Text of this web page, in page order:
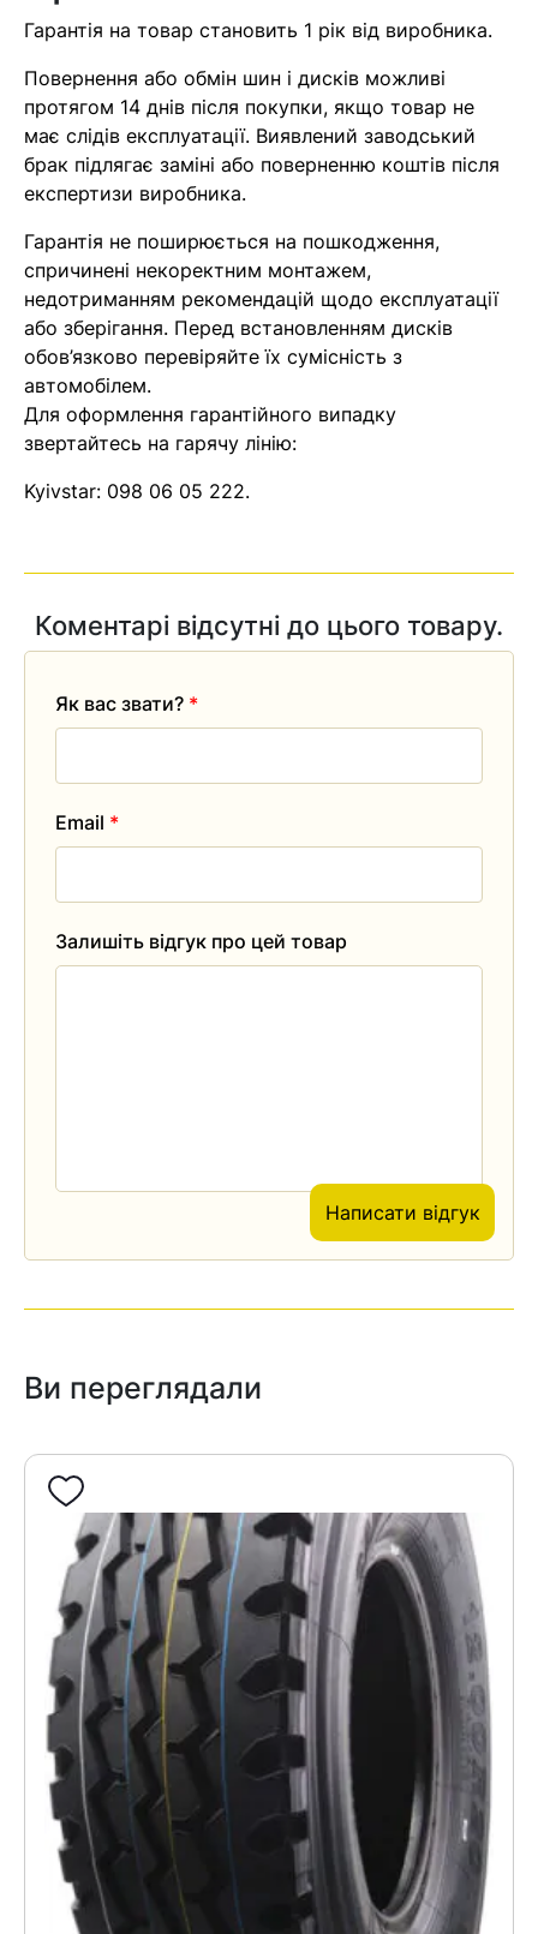
У кошику немає товарів.
Помилка:Contact form не
знайдена.
Ваш номер надіслано.
Оператор зв’яжеться з вами
найближчим часом
Гарантія на товар становить 1 рік від виробника.
Повернення або обмін шин і дисків можливі
протягом 14 днів після покупки, якщо товар не
має слідів експлуатації. Виявлений заводський
брак підлягає заміні або поверненню коштів після
експертизи виробника.
Гарантія не поширюється на пошкодження,
спричинені некоректним монтажем,
недотриманням рекомендацій щодо експлуатації
або зберігання. Перед встановленням дисків
обов’язково перевіряйте їх сумісність з
автомобілем.
Для оформлення гарантійного випадку
звертайтесь на гарячу лінію:
Kyivstar: 098 06 05 222.
Коментарі відсутні до цього товару.
Залишіть відгук про цей товар
Як вас звати? *
Email *
Написати відгук
Ви переглядали